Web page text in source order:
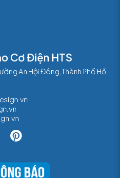
Cơ Điện HTS
An Hội Đông, Thành Phố Hồ